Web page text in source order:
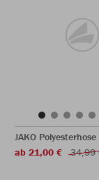
JAKO
ab 21,00 €
34,99